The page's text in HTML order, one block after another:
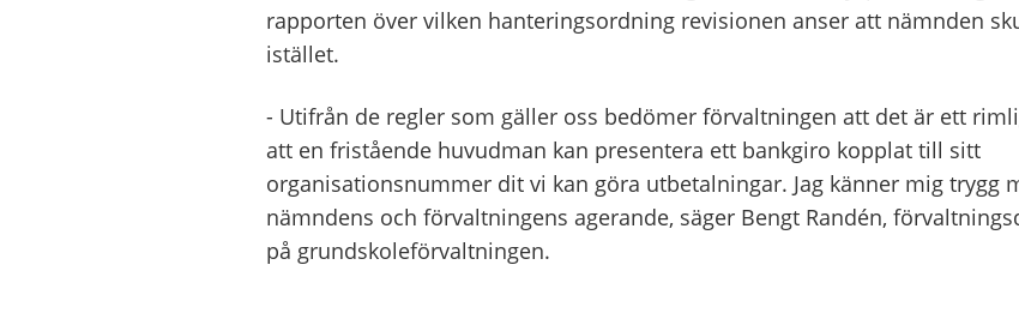
rapporten över vilken hanteringsordning revisionen anser att nämnden
istället.
- Utifrån de regler som gäller oss bedömer förvaltningen att det är ett
att en fristående huvudman kan presentera ett bankgiro kopplat till sitt
organisationsnummer dit vi kan göra utbetalningar. Jag känner mig trygg
nämndens och förvaltningens agerande, säger Bengt Randén,
på grundskoleförvaltningen.